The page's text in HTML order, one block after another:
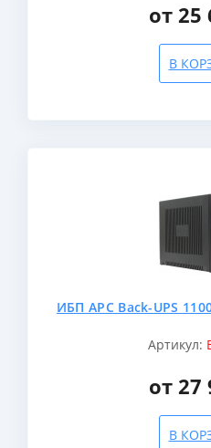
от 25
В
ИБП APC Back-UPS
Артикул:
от 27
В